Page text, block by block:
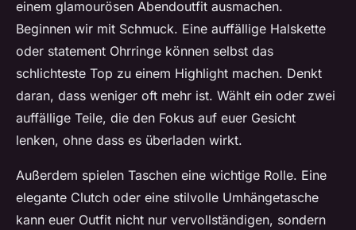
einem glamourösen Abendoutfit ausmachen.
Beginnen wir mit Schmuck. Eine auffällige Halskette
oder statement Ohrringe können selbst das
schlichteste Top zu einem Highlight machen. Denkt
daran, dass weniger oft mehr ist. Wählt ein oder zwei
auffällige Teile, die den Fokus auf euer Gesicht
lenken, ohne dass es überladen wirkt.
Außerdem spielen Taschen eine wichtige Rolle. Eine
elegante Clutch oder eine stilvolle Umhängetasche
kann euer Outfit nicht nur vervollständigen, sondern